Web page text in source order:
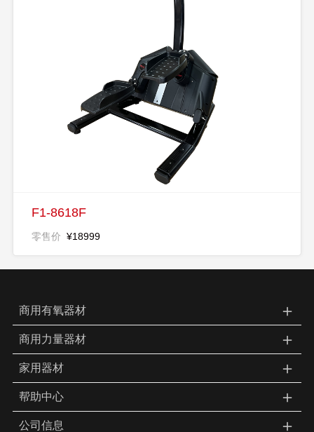
F1-8618F
零售价 ¥18999
商用有氧器材 ＋
商用力量器材 ＋
家用器材 ＋
帮助中心 ＋
公司信息 ＋